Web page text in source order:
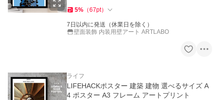
5% （67pt）
7日以内に発送（休業日を除く）
壁面装飾 内装用壁アート ARTLABO
ライフ
LIFEHACKポスター 建築 建物 選べるサイズ A
4 ポスター A3 フレーム アートプリント